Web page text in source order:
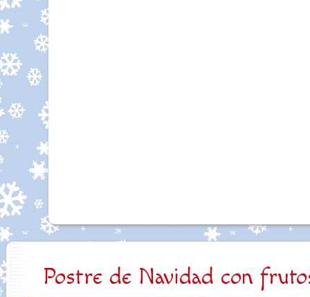
Postre de Navidad con